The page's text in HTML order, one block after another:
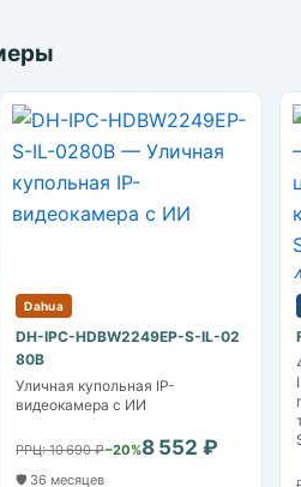
Dahua
DH-IPC-HDBW2249EP-S-IL-02
80B
Уличная купольная IP-
видеокамера с ИИ
РРЦ: 10 690 ₽−20%8 552 ₽
🛡️ 36 месяцев